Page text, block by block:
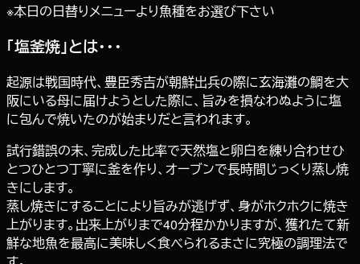
※本日の日替りメニューより魚種をお選び下さい
「塩釜焼」とは・・・
起源は戦国時代、豊臣秀吉が朝鮮出兵の際に玄海灘の鯛を大
阪にいる母に届けようとした際に、旨みを損なわぬように塩
に包んで焼いたのが始まりだと言われます。
試行錯誤の末、完成した比率で天然塩と卵白を練り合わせひ
とつひとつ丁寧に釜を作り、オーブンで長時間じっくり蒸し焼
きにします。
蒸し焼きにすることにより旨みが逃げず、身がホクホクに焼き
上がります。出来上がりまで40分程かかりますが、獲れたて新
鮮な地魚を最高に美味しく食べられるまさに究極の調理法で